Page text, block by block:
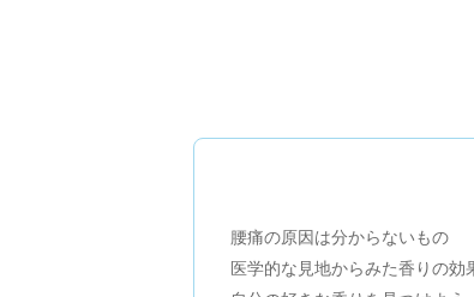
腰痛の原因は分からないもの
医学的な見地からみた香りの効